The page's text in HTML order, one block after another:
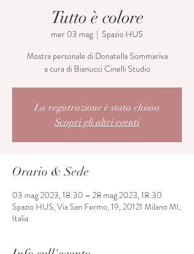
Tutto è colore
mer 03 mag
  |
Spazio HUS
Mostra personale di Donatella Sommariva
a cura di Bianucci Cinelli Studio
La registrazione è stata chiusa
Scopri gli altri eventi
Orario & Sede
03 mag 2023, 18:30 – 28 mag 2023, 18:30
Spazio HUS, Via San Fermo, 19, 20121 Milano MI,
Italia